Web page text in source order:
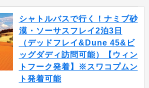
シャトルバスで行く！ナミブ砂
漠・ソーサスフレイ2泊3日
（デッドフレイ&Dune 45&ビ
ッグダディ訪問可能）【ウィン
トフーク発着】※スワコプムン
ト発着可能